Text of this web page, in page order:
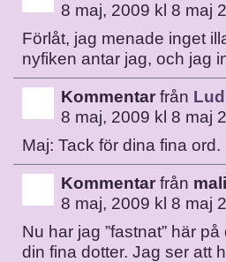
8 maj, 2009 kl 8 maj
Förlåt, jag menade inget
nyfiken antar jag, och jag
Kommentar från
8 maj, 2009 kl 8 maj
Maj: Tack för dina fina ord.
Kommentar från
8 maj, 2009 kl 8 maj
Nu har jag ”fastnat” här
din fina dotter. Jag ser att